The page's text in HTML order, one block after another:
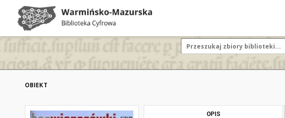
OBIEKT
OPIS